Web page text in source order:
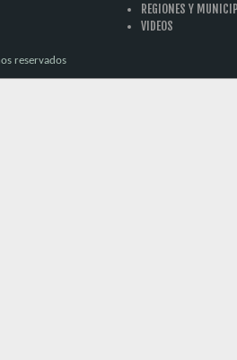
REGIONES Y
VIDEOS
reservados